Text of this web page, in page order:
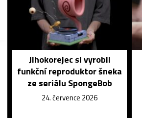
Jihokorejec si vyrobil
funkční reproduktor šneka
ze seriálu SpongeBob
24. července 2026